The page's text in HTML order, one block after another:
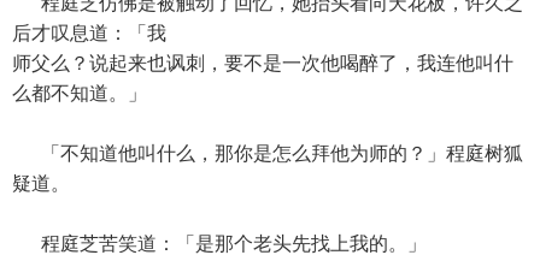
后才叹息道：「我
师父么？说起来也讽刺，要不是一次他喝醉了，我连他叫什
么都不知道。」
「不知道他叫什么，那你是怎么拜他为师的？」程庭树狐
疑道。
程庭芝苦笑道：「是那个老头先找上我的。」